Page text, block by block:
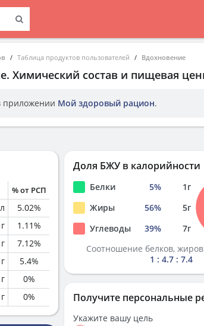
Таблица продуктов пользователей Вдохновение
. Химический состав и пищевая
приложении Мой здоровый рацион.
% от РСП
5.02%
г 1.11%
г 7.12%
г 5.4%
г 0%
г 0%
Доля БЖУ в калорийности
Белки 5% 1г
Жиры
56% 5г
Углеводы
39% 7г
Соотношение белков,
1 : 4.7 : 7.4
Получите персональные
Укажите вашу цель